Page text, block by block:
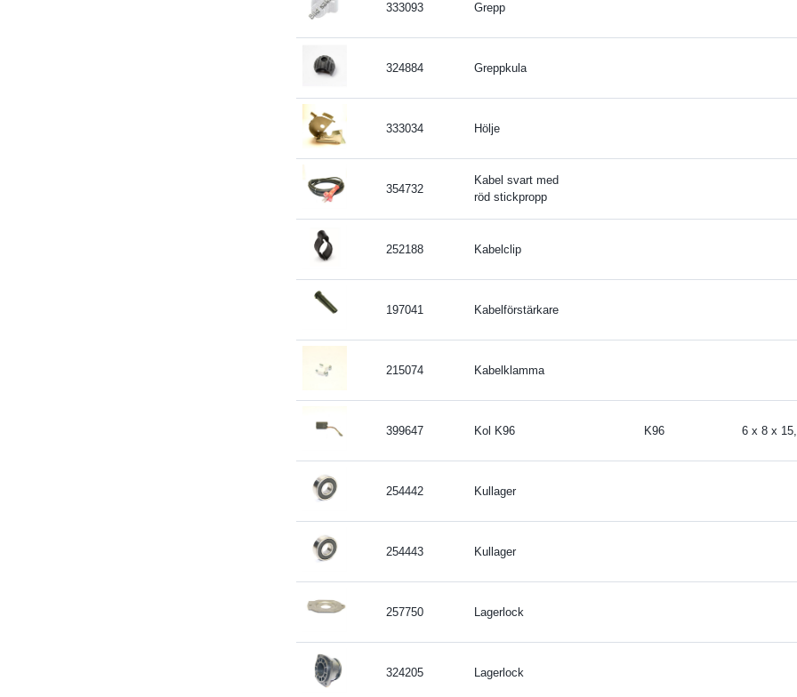
333093 Grepp
324884 Greppkula
333034 Hölje
354732
Kabel svart med
röd stickpropp
252188 Kabelclip
197041 Kabelförstärkare
215074 Kabelklamma
399647 Kol K96 K96 6 x 8 x
254442 Kullager
254443 Kullager
257750 Lagerlock
324205 Lagerlock